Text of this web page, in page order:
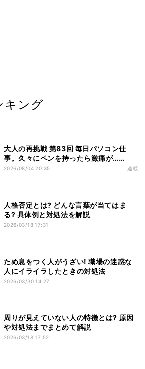
キング
大人の再挑戦 第83回 毎日パソコン仕
事。久々にペンを持ったら激痛が……
2026/08/04 20:35 連載
人格否定とは? どんな言葉が当てはま
る? 具体例と対処法を解説
2026/03/18 17:31
ため息をつく人がうざい! 職場の迷惑な
人にイライラしたときの対処法
2026/03/30 14:27
周りが見えていない人の特徴とは? 原因
や対処法までまとめて解説
2026/03/18 17:52